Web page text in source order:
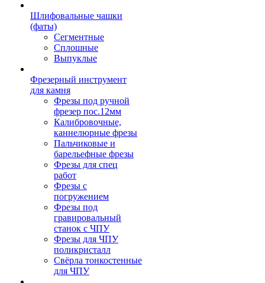
Шлифовальные чашки
(фаты)
Сегментные
Сплошные
Выпуклые
Фрезерный инструмент
для камня
Фрезы под ручной
фрезер пос.12мм
Калибровочные,
каннелюрные фрезы
Пальчиковые и
барельефные фрезы
Фрезы для спец
работ
Фрезы с
погружением
Фрезы под
гравировальный
станок с ЧПУ
Фрезы для ЧПУ
поликристалл
Свёрла тонкостенные
для ЧПУ